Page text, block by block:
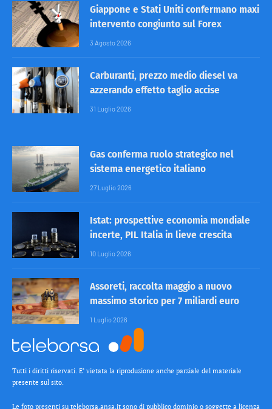
Giappone e Stati Uniti confermano maxi
intervento congiunto sul Forex
3 Agosto 2026
Carburanti, prezzo medio diesel va
azzerando effetto taglio accise
31 Luglio 2026
Gas conferma ruolo strategico nel
sistema energetico italiano
27 Luglio 2026
Istat: prospettive economia mondiale
incerte, PIL Italia in lieve crescita
10 Luglio 2026
Assoreti, raccolta maggio a nuovo
massimo storico per 7 miliardi euro
1 Luglio 2026
Tutti i diritti riservati. E’ vietata la riproduzione anche parziale del materiale
presente sul sito.
Le foto presenti su teleborsa.ansa.it sono di pubblico dominio o soggette a licenza